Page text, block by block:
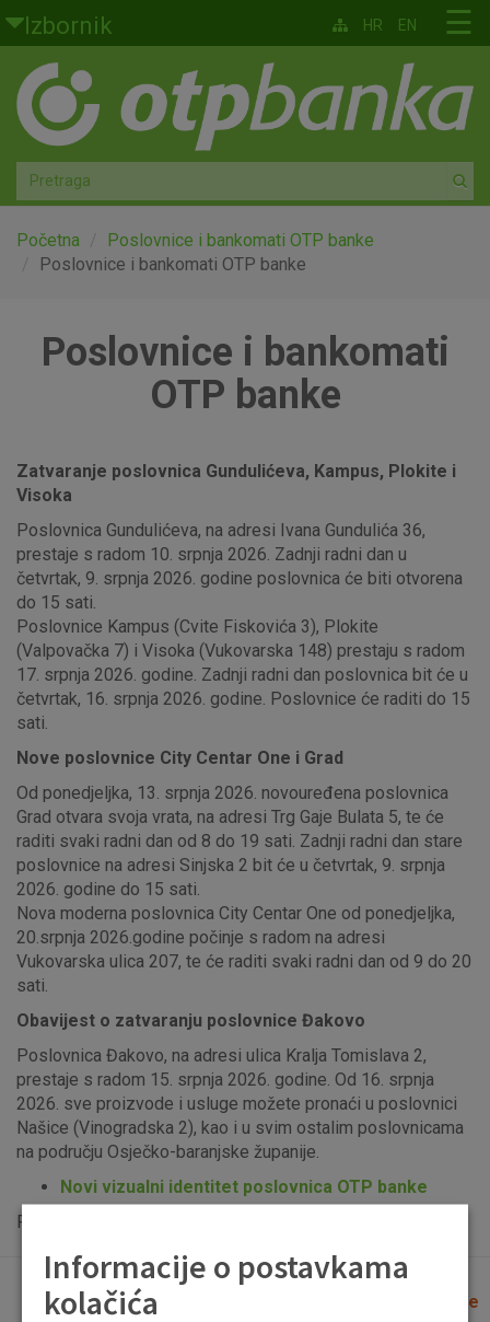
Skoči na glavni sadržaj
Izbornik
Građani
Privatno bankarstvo
Agro
Mala poduzeća i obrtnici
Globalna tržišta
☰
HR EN
Početna
Poslovnice i bankomati OTP banke
Poslovnice i bankomati OTP banke
Poslovnice i bankomati
OTP banke
Zatvaranje poslovnica Gundulićeva, Kampus, Plokite i
Visoka
Poslovnica Gundulićeva, na adresi Ivana Gundulića 36,
prestaje s radom 10. srpnja 2026. Zadnji radni dan u
četvrtak, 9. srpnja 2026. godine poslovnica će biti otvorena
do 15 sati.
Poslovnice Kampus (Cvite Fiskovića 3), Plokite
(Valpovačka 7) i Visoka (Vukovarska 148) prestaju s radom
17. srpnja 2026. godine. Zadnji radni dan poslovnica bit će u
četvrtak, 16. srpnja 2026. godine. Poslovnice će raditi do 15
sati.
Nove poslovnice City Centar One i Grad
Od ponedjeljka, 13. srpnja 2026. novouređena poslovnica
Grad otvara svoja vrata, na adresi Trg Gaje Bulata 5, te će
raditi svaki radni dan od 8 do 19 sati. Zadnji radni dan stare
poslovnice na adresi Sinjska 2 bit će u četvrtak, 9. srpnja
2026. godine do 15 sati.
Nova moderna poslovnica City Centar One od ponedjeljka,
20.srpnja 2026.godine počinje s radom na adresi
Vukovarska ulica 207, te će raditi svaki radni dan od 9 do 20
sati.
Obavijest o zatvaranju poslovnice Đakovo
Poslovnica Đakovo, na adresi ulica Kralja Tomislava 2,
prestaje s radom 15. srpnja 2026. godine. Od 16. srpnja
2026. sve proizvode i usluge možete pronaći u poslovnici
Našice (Vinogradska 2), kao i u svim ostalim poslovnicama
na području Osječko-baranjske županije.
Novi vizualni identitet poslovnica OTP banke
Popis uplatno-isplatnih bankomata možete vidjeti
Lista poslovnica i bankomata Očisti filtere
Informacije o postavkama
kolačića